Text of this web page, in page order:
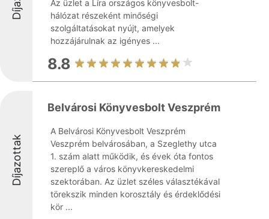
Az üzlet a Líra országos könyvesbolt-
hálózat részeként minőségi
szolgáltatásokat nyújt, amelyek
hozzájárulnak az igényes ...
8.8
Díjazottak
Belvárosi Könyvesbolt Veszprém
A Belvárosi Könyvesbolt Veszprém
Veszprém belvárosában, a Szeglethy utca
1. szám alatt működik, és évek óta fontos
szereplő a város könyvkereskedelmi
szektorában. Az üzlet széles választékával
törekszik minden korosztály és érdeklődési
kör ...